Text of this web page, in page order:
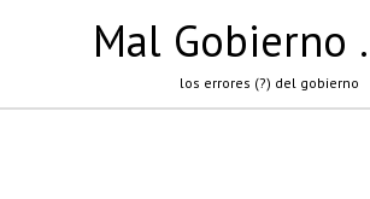
Mal Gobierno
los errores (?) del gobierno